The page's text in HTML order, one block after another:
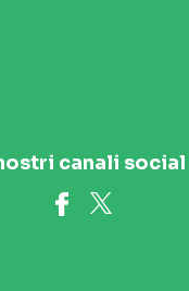
canali social